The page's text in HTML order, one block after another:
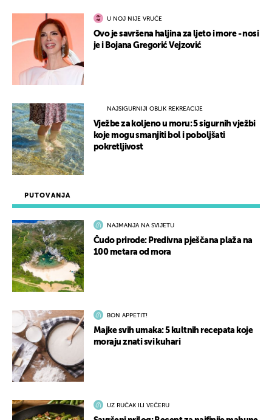
PUTOVANJA
NAJMANJA NA SVIJETU
Čudo prirode: Predivna pješčana plaža na
100 metara od mora
BON APPETIT!
Majke svih umaka: 5 kultnih recepata koje
moraju znati svi kuhari
UZ RUČAK ILI VEČERU
U NOJ NIJE VRUĆE
Ovo je savršena haljina za ljeto i more - nosi
je i Bojana Gregorić Vejzović
NAJSIGURNIJI OBLIK REKREACIJE
Vježbe za koljeno u moru: 5 sigurnih vježbi
koje mogu smanjiti bol i poboljšati
pokretljivost